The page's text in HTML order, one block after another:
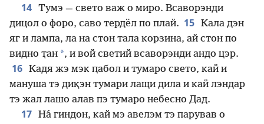
14 Тумэ — свето важ о миро. Всаворэнди
дицол о форо, саво тердёл по плай. 15 Кала дэн
яг и лампа, ла на стон тала корзина, ай стон по
видно ҭан *, и вой светий всаворэнди андо цэр.
16 Кадя жэ мэк ԥабол и тумаро свето, кай и
мануша тэ диқэн тумари лащи дила и кай лэндар
тэ жал лашо алав пэ тумаро небесно Дад.
17 На́ гиндон, кай мэ авелэм тэ парував о